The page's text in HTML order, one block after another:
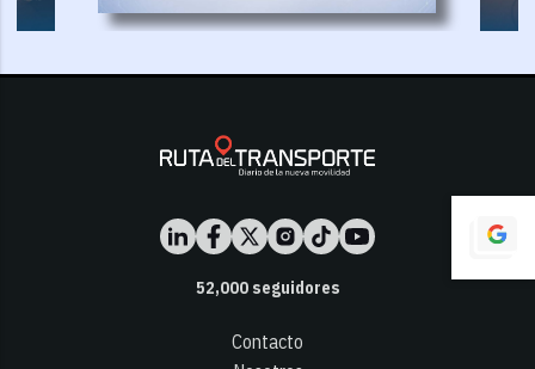
52,000seguidores
Contacto